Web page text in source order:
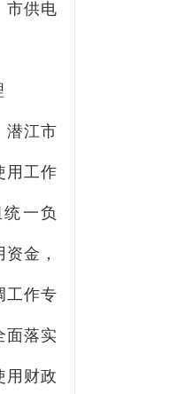
市供电
潜江市
用工作
一负
金，
工作专
面落实
用财政